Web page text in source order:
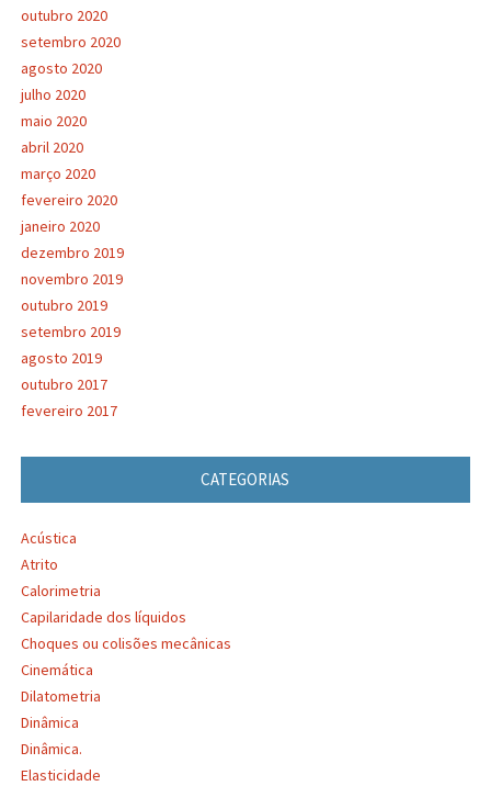
outubro 2020
setembro 2020
agosto 2020
julho 2020
maio 2020
abril 2020
março 2020
fevereiro 2020
janeiro 2020
dezembro 2019
novembro 2019
outubro 2019
setembro 2019
agosto 2019
outubro 2017
fevereiro 2017
CATEGORIAS
Acústica
Atrito
Calorimetria
Capilaridade dos líquidos
Choques ou colisões mecânicas
Cinemática
Dilatometria
Dinâmica
Dinâmica.
Elasticidade